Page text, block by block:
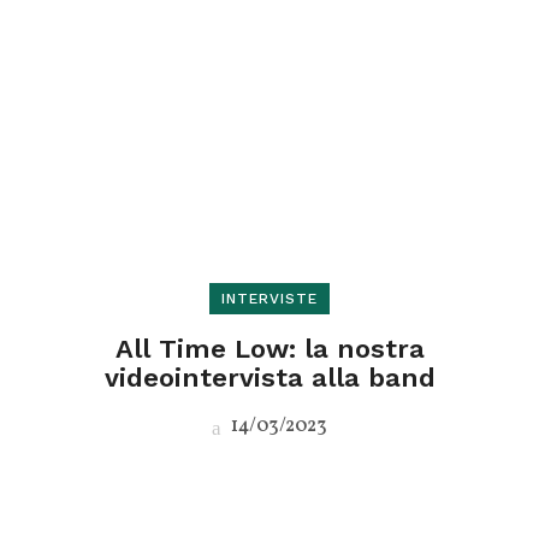
INTERVISTE
All Time Low: la nostra
videointervista alla band
14/03/2023